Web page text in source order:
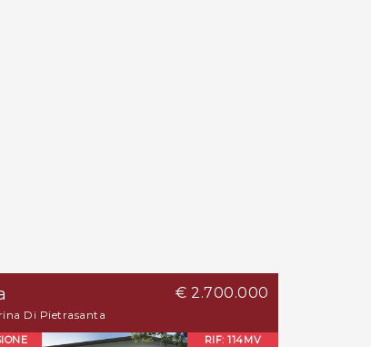
€ 2.700.000
Di Pietrasanta
RIF: 114MV